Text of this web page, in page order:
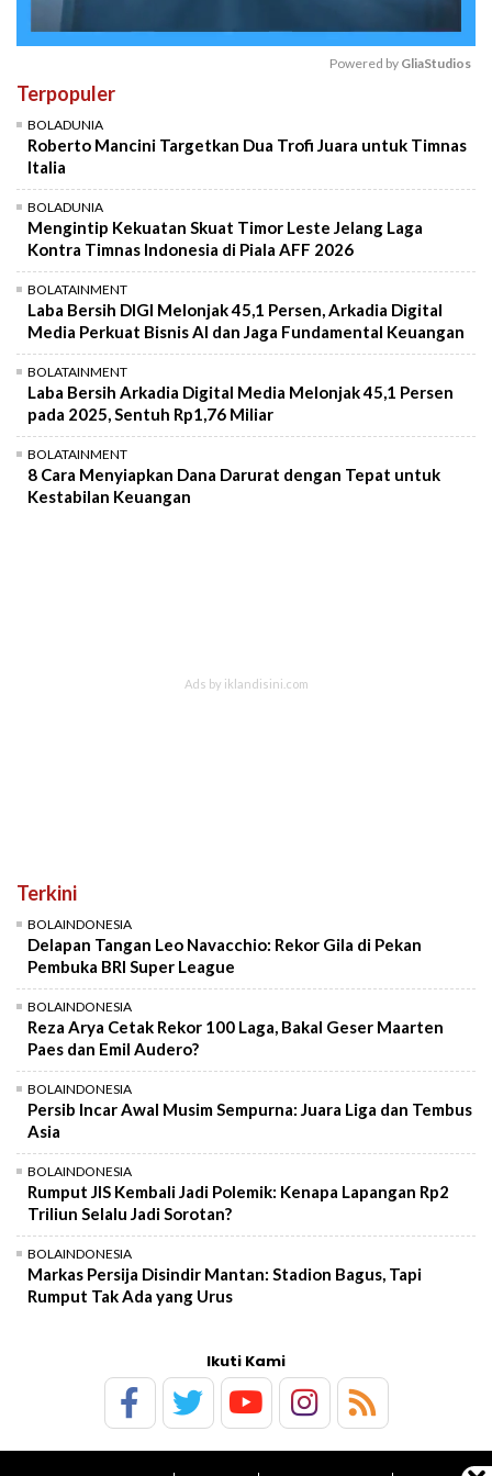
Powered by GliaStudios
Terpopuler
BOLADUNIA
Roberto Mancini Targetkan Dua Trofi Juara untuk Timnas
Italia
BOLADUNIA
Mengintip Kekuatan Skuat Timor Leste Jelang Laga
Kontra Timnas Indonesia di Piala AFF 2026
BOLATAINMENT
Laba Bersih DIGI Melonjak 45,1 Persen, Arkadia Digital
Media Perkuat Bisnis AI dan Jaga Fundamental Keuangan
BOLATAINMENT
Laba Bersih Arkadia Digital Media Melonjak 45,1 Persen
pada 2025, Sentuh Rp1,76 Miliar
BOLATAINMENT
8 Cara Menyiapkan Dana Darurat dengan Tepat untuk
Kestabilan Keuangan
Terkini
BOLAINDONESIA
Delapan Tangan Leo Navacchio: Rekor Gila di Pekan
Pembuka BRI Super League
BOLAINDONESIA
Reza Arya Cetak Rekor 100 Laga, Bakal Geser Maarten
Paes dan Emil Audero?
BOLAINDONESIA
Persib Incar Awal Musim Sempurna: Juara Liga dan Tembus
Asia
BOLAINDONESIA
Rumput JIS Kembali Jadi Polemik: Kenapa Lapangan Rp2
Triliun Selalu Jadi Sorotan?
BOLAINDONESIA
Markas Persija Disindir Mantan: Stadion Bagus, Tapi
Rumput Tak Ada yang Urus
Ikuti Kami